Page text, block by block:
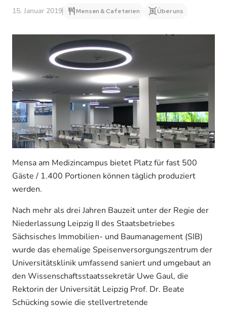
15. Januar 2019 Mensen & Cafeterien Über uns
Mensa am Medizincampus bietet Platz für fast 500
Gäste / 1.400 Portionen können täglich produziert
werden.
Nach mehr als drei Jahren Bauzeit unter der Regie der
Niederlassung Leipzig II des Staatsbetriebes
Sächsisches Immobilien- und Baumanagement (SIB)
wurde das ehemalige Speisenversorgungszentrum der
Universitätsklinik umfassend saniert und umgebaut an
den Wissenschaftsstaatssekretär Uwe Gaul, die
Rektorin der Universität Leipzig Prof. Dr. Beate
Schücking sowie die stellvertretende